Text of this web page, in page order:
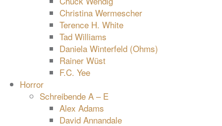
Christina Wermescher
Terence H. White
Tad Williams
Daniela Winterfeld (Ohms)
Rainer Wüst
F.C. Yee
Horror
Schreibende A – E
Alex Adams
David Annandale